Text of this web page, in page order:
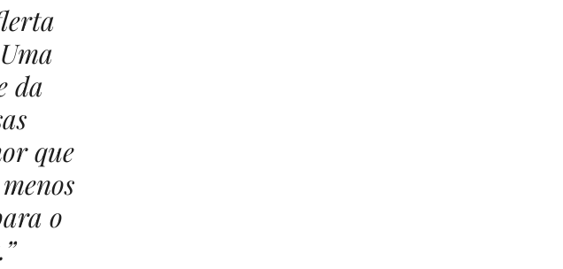
da
que
o